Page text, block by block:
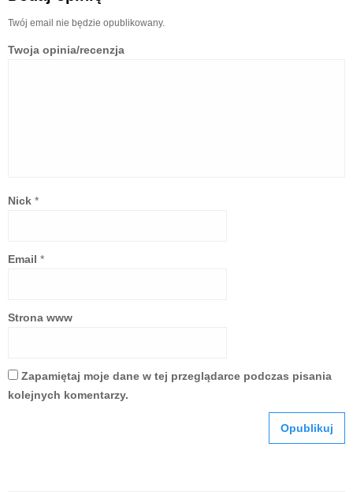
Twój email nie będzie opublikowany.
Twoja opinia/recenzja
Nick *
Email *
Strona www
Zapamiętaj moje dane w tej przeglądarce podczas pisania
kolejnych komentarzy.